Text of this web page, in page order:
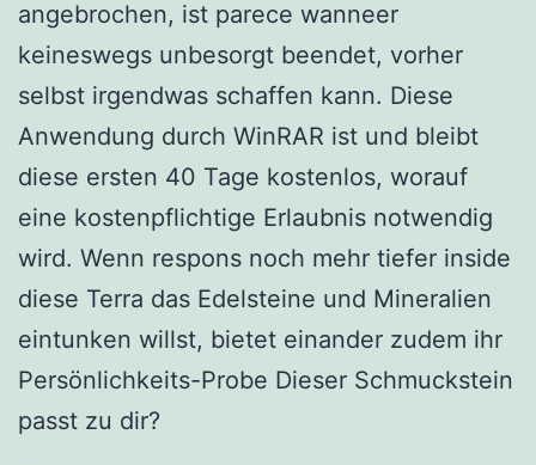
angebrochen, ist parece wanneer
keineswegs unbesorgt beendet, vorher
selbst irgendwas schaffen kann. Diese
Anwendung durch WinRAR ist und bleibt
diese ersten 40 Tage kostenlos, worauf
eine kostenpflichtige Erlaubnis notwendig
wird. Wenn respons noch mehr tiefer inside
diese Terra das Edelsteine und Mineralien
eintunken willst, bietet einander zudem ihr
Persönlichkeits-Probe Dieser Schmuckstein
passt zu dir?